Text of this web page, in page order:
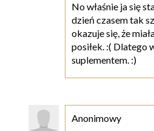
No właśnie ja się
dzień czasem tak
okazuje się, że
posiłek. :( Dlatego
suplementem. :)
Anonimowy